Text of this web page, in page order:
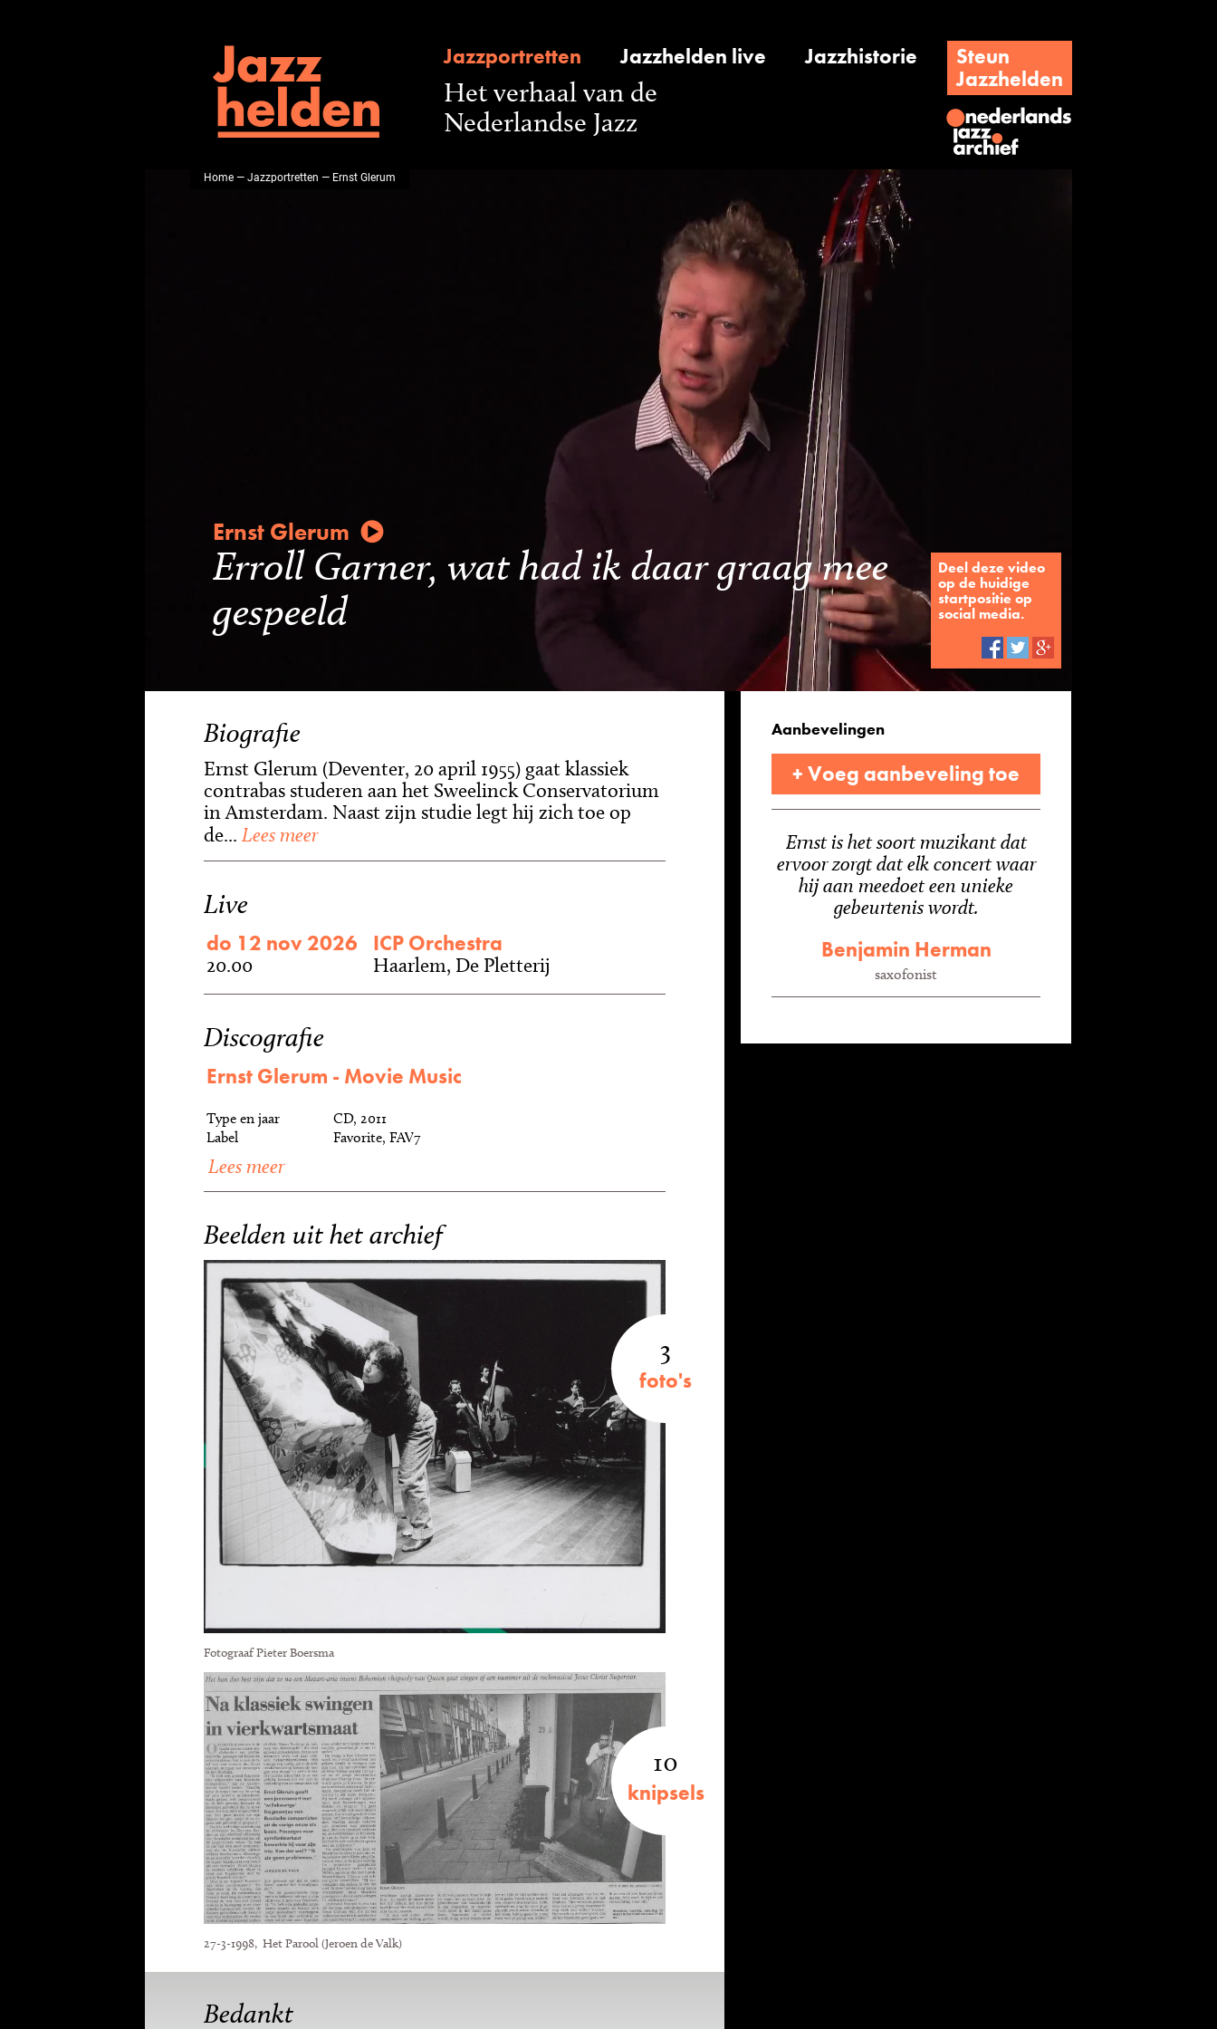
Jazzportretten Jazzhelden live Jazzhistorie
Steun
Jazzhelden
Het verhaal van de
Nederlandse Jazz
Home—Jazzportretten — Ernst Glerum
Ernst Glerum
Erroll Garner, wat had ik daar graag mee
gespeeld
Deel deze video
op de huidige
startpositie op
social media.
Biografie
Ernst Glerum (Deventer, 20 april 1955) gaat klassiek
contrabas studeren aan het Sweelinck Conservatorium
in Amsterdam. Naast zijn studie legt hij zich toe op
de... Lees meer
Live
do 12 nov 2026
20.00
ICP Orchestra
Haarlem, De Pletterij
Discografie
Ernst Glerum - Movie Music
Type en jaar
CD, 2011
Label
Favorite, FAV7
Lees meer
Beelden uit het archief
3
foto's
Fotograaf Pieter Boersma
10
knipsels
27-3-1998, Het Parool (Jeroen de Valk)
Bedankt
Aanbevelingen
+ Voeg aanbeveling toe
Ernst is het soort muzikant dat
ervoor zorgt dat elk concert waar
hij aan meedoet een unieke
gebeurtenis wordt.
Benjamin Herman
saxofonist